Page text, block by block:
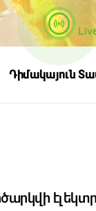
Դիմակայուն